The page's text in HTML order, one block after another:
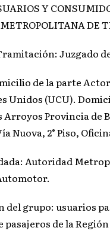
Y
DE
Juzgado
de la parte
Unidos (UCU).
Arroyos Provincia de
Nuova, 2° Piso,
Autoridad
grupo: usuarios
de la